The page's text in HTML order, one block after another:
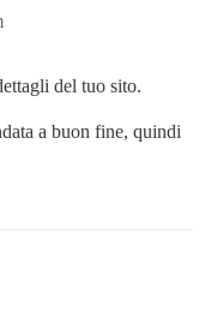
del tuo sito.
a buon fine, quindi